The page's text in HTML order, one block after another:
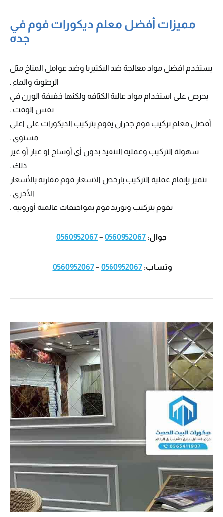
مميزات أفضل معلم ديكورات فوم في
جده
يستخدم افضل مواد معالجة ضد البكتيريا وضد عوامل المناخ مثل
الرطوبة والماء .
يحرص على استخدام مواد عالية الكثافه ولكنها خفيفة الوزن في
نفس الوقت .
أفضل معلم تركيب فوم جدران يقوم بتركيب الديكورات على اعلى
مستوى .
سهولة التركيب وعمليه التنفيذ بدون أي أوساخ او غبار أو غير
ذلك .
نتميز بإتمام عملية التركيب بارخص الاسعار فوم مقارنه بالأسعار
الأخرى .
نقوم بتركيب وتوريد فوم بمواصفات عالمية أوروبية .
جوال: 0560952067
–
0560952067
وتساب:0560952067
–
0560952067